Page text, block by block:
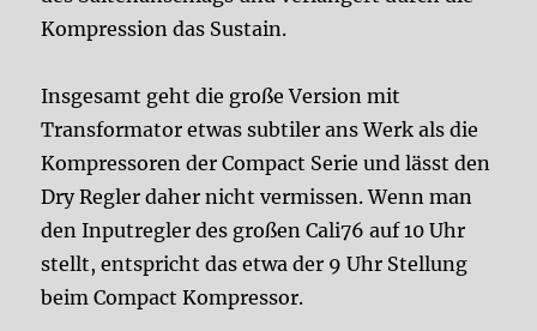
Kompression das Sustain.
Insgesamt geht die große Version mit
Transformator etwas subtiler ans Werk als die
Kompressoren der Compact Serie und lässt den
Dry Regler daher nicht vermissen. Wenn man
den Inputregler des großen Cali76 auf 10 Uhr
stellt, entspricht das etwa der 9 Uhr Stellung
beim Compact Kompressor.